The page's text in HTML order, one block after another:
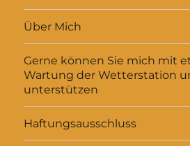
Über Mich
Gerne können Sie mich mit
Wartung der Wetterstation
unterstützen
Haftungsausschluss